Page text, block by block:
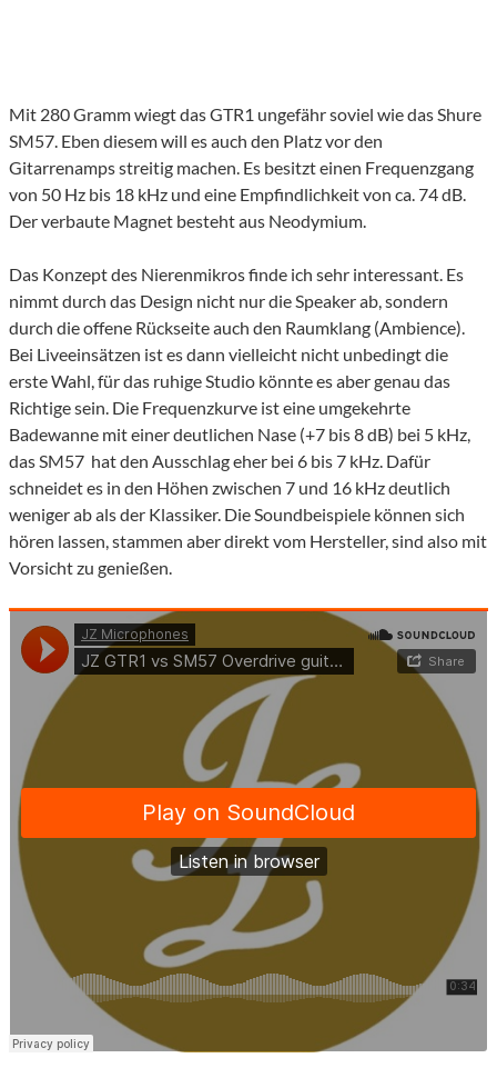
Mit 280 Gramm wiegt das GTR1 ungefähr soviel wie das Shure
SM57. Eben diesem will es auch den Platz vor den
Gitarrenamps streitig machen. Es besitzt einen Frequenzgang
von 50 Hz bis 18 kHz und eine Empfindlichkeit von ca. 74 dB.
Der verbaute Magnet besteht aus Neodymium.
Das Konzept des Nierenmikros finde ich sehr interessant. Es
nimmt durch das Design nicht nur die Speaker ab, sondern
durch die offene Rückseite auch den Raumklang (Ambience).
Bei Liveeinsätzen ist es dann vielleicht nicht unbedingt die
erste Wahl, für das ruhige Studio könnte es aber genau das
Richtige sein. Die Frequenzkurve ist eine umgekehrte
Badewanne mit einer deutlichen Nase (+7 bis 8 dB) bei 5 kHz,
das SM57 hat den Ausschlag eher bei 6 bis 7 kHz. Dafür
schneidet es in den Höhen zwischen 7 und 16 kHz deutlich
weniger ab als der Klassiker. Die Soundbeispiele können sich
hören lassen, stammen aber direkt vom Hersteller, sind also mit
Vorsicht zu genießen.